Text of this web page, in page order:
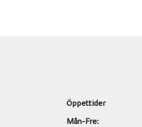
Öppettider
Mån-Fre: